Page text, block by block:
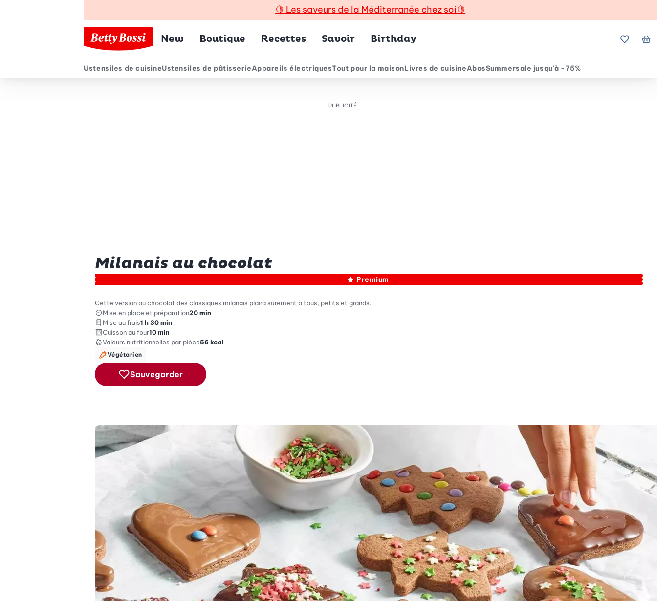
🍋 Les saveurs de la Méditerranée chez soi🍋
Menu principal
New Boutique Recettes Savoir Birthday Mes
Menu secondaire
Ustensiles de cuisineUstensiles de pâtisserieAppareils électriquesTout pour la maisonLivres de cuisineAbosSummersale jusqu'à -75%
PUBLICITÉ
Milanais au chocolat
Premium
Cette version au chocolat des classiques milanais plaira sûrement à tous, petits et grands.
Mise en place et préparation20 min
Mise au frais1 h 30 min
Cuisson au four10 min
Valeurs nutritionnelles par pièce56 kcal
Végétarien
Sauvegarder